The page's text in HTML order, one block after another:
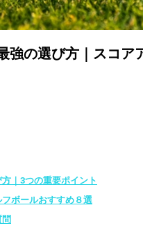
強の選び方｜スコ
｜3つの重要ポイント
ボールおすすめ８選